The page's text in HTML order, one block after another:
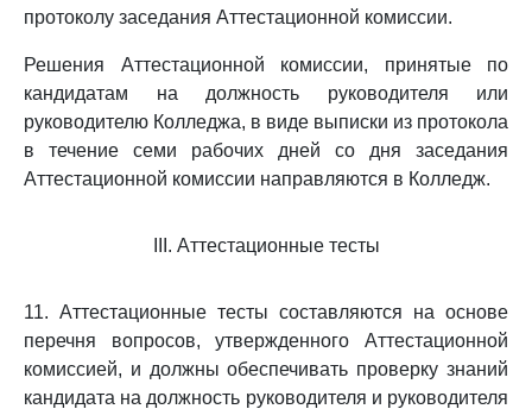
протоколу заседания Аттестационной комиссии.
Решения Аттестационной комиссии, принятые по
кандидатам на должность руководителя или
руководителю Колледжа, в виде выписки из протокола
в течение семи рабочих дней со дня заседания
Аттестационной комиссии направляются в Колледж.
III. Аттестационные тесты
11. Аттестационные тесты составляются на основе
перечня вопросов, утвержденного Аттестационной
комиссией, и должны обеспечивать проверку знаний
кандидата на должность руководителя и руководителя